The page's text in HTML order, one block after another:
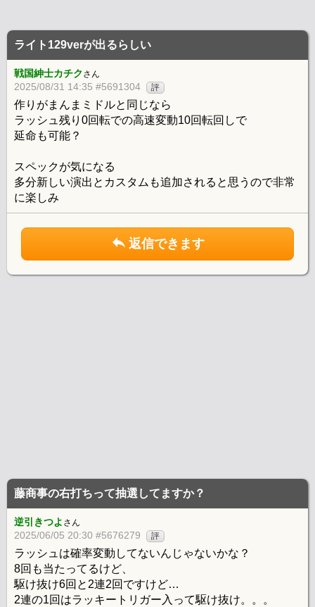
ライト129verが出るらしい
戦国紳士カチク さん
2025/08/31 14:35 #5691304 評
作りがまんまミドルと同じなら
ラッシュ残り0回転での高速変動10回転回しで
延命も可能？
スペックが気になる
多分新しい演出とカスタムも追加されると思うので非常
に楽しみ
返信できます
藤商事の右打ちって抽選してますか？
逆引きつよ さん
2025/06/05 20:30 #5676279 評
ラッシュは確率変動してないんじゃないかな？
8回も当たってるけど、
駆け抜け6回と2連2回ですけど…
2連の1回はラッキートリガー入って駆け抜け。。。